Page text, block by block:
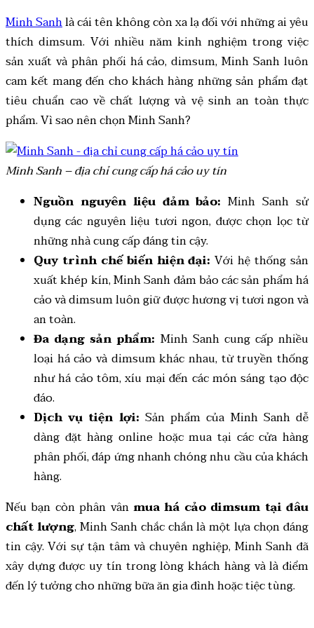
Minh Sanhlà cái tên không còn xa lạ đối với những ai yêu
thích dimsum. Với nhiều năm kinh nghiệm trong việc
sản xuất và phân phối há cảo, dimsum, Minh Sanh luôn
cam kết mang đến cho khách hàng những sản phẩm đạt
tiêu chuẩn cao về chất lượng và vệ sinh an toàn thực
phẩm. Vì sao nên chọn Minh Sanh?
Minh Sanh – địa chỉ cung cấp há cảo uy tín
Nguồn nguyên liệu đảm bảo: Minh Sanh sử
dụng các nguyên liệu tươi ngon, được chọn lọc từ
những nhà cung cấp đáng tin cậy.
Quy trình chế biến hiện đại: Với hệ thống sản
xuất khép kín, Minh Sanh đảm bảo các sản phẩm há
cảo và dimsum luôn giữ được hương vị tươi ngon và
an toàn.
Đa dạng sản phẩm: Minh Sanh cung cấp nhiều
loại há cảo và dimsum khác nhau, từ truyền thống
như há cảo tôm, xíu mại đến các món sáng tạo độc
đáo.
Dịch vụ tiện lợi: Sản phẩm của Minh Sanh dễ
dàng đặt hàng online hoặc mua tại các cửa hàng
phân phối, đáp ứng nhanh chóng nhu cầu của khách
hàng.
Nếu bạn còn phân vân mua há cảo dimsum tại đâu
chất lượng, Minh Sanh chắc chắn là một lựa chọn đáng
tin cậy. Với sự tận tâm và chuyên nghiệp, Minh Sanh đã
xây dựng được uy tín trong lòng khách hàng và là điểm
đến lý tưởng cho những bữa ăn gia đình hoặc tiệc tùng.